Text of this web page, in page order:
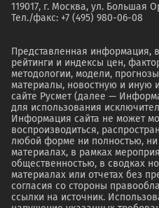
119017, г. Москва, ул. Большая
Тел./факс: +7 (495) 980-06-08
Представленная информация,
рейтинги и индексы цен,
методологии, модели,
материалы, новостную и
сайте Русмет (далее —
для использования
Информация сайта не может
воспроизводиться,
любой форме ни полностью,
материалах, в рамках
общественностью, в сводках
материалах или отчетах без
согласия со стороны
ссылки на источник.